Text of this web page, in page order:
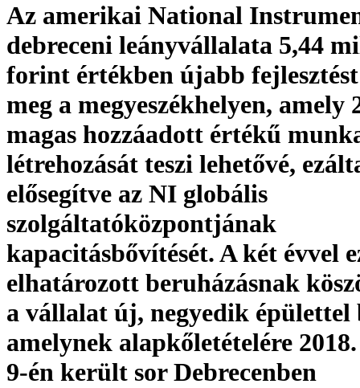
Az amerikai National
debreceni leányvállalata 5,44
forint értékben újabb
meg a megyeszékhelyen, amely
magas hozzáadott értékű
létrehozását teszi lehetővé,
elősegítve az NI globális
szolgáltatóközpontjának
kapacitásbővítését. A két évvel
elhatározott beruházásnak
a vállalat új, negyedik épülettel
amelynek alapkőletételére
9-én került sor Debrecenben